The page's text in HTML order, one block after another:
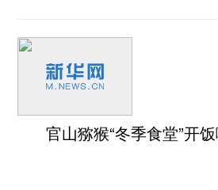
官山猕猴“冬季食堂”开饭